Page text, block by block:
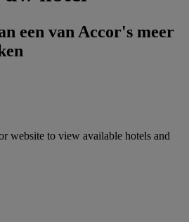
een van Accor's meer
website to view available hotels and